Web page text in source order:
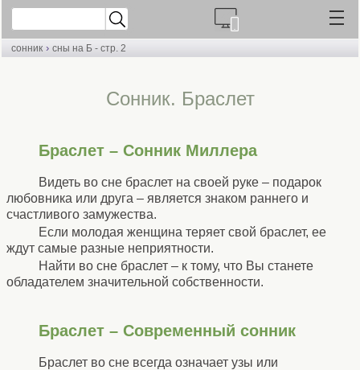
сонник › сны на Б - стр. 2
Сонник. Браслет
Браслет – Сонник Миллера
Видеть во сне браслет на своей руке – подарок
любовника или друга – является знаком раннего и
счастливого замужества.
Если молодая женщина теряет свой браслет, ее
ждут самые разные неприятности.
Найти во сне браслет – к тому, что Вы станете
обладателем значительной собственности.
Браслет – Современный сонник
Браслет во сне всегда означает узы или